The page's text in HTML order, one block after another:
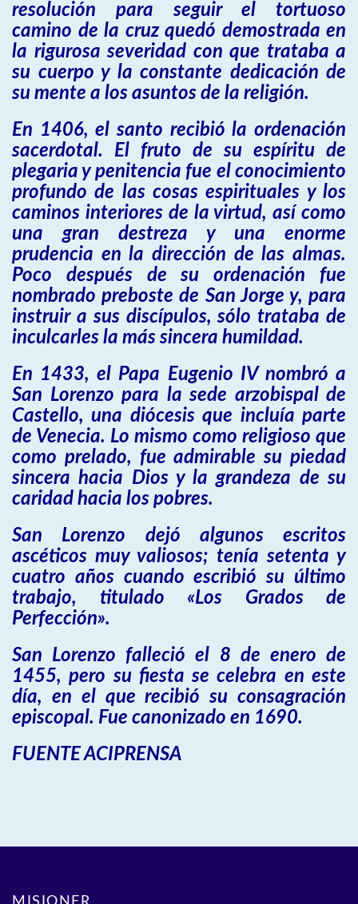
resolución para seguir el tortuoso
camino de la cruz quedó demostrada en
la rigurosa severidad con que trataba a
su cuerpo y la constante dedicación de
su mente a los asuntos de la religión.
En 1406, el santo recibió la ordenación
sacerdotal. El fruto de su espíritu de
plegaria y penitencia fue el conocimiento
profundo de las cosas espirituales y los
caminos interiores de la virtud, así como
una gran destreza y una enorme
prudencia en la dirección de las almas.
Poco después de su ordenación fue
nombrado preboste de San Jorge y, para
instruir a sus discípulos, sólo trataba de
inculcarles la más sincera humildad.
En 1433, el Papa Eugenio IV nombró a
San Lorenzo para la sede arzobispal de
Castello, una diócesis que incluía parte
de Venecia. Lo mismo como religioso que
como prelado, fue admirable su piedad
sincera hacia Dios y la grandeza de su
caridad hacia los pobres.
San Lorenzo dejó algunos escritos
ascéticos muy valiosos; tenía setenta y
cuatro años cuando escribió su último
trabajo, titulado «Los Grados de
Perfección».
San Lorenzo falleció el 8 de enero de
1455, pero su fiesta se celebra en este
día, en el que recibió su consagración
episcopal. Fue canonizado en 1690.
FUENTE ACIPRENSA